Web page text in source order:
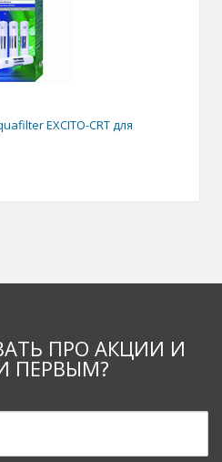
EXCITO-CRT для
ПРО АКЦИИ И
ПЕРВЫМ?